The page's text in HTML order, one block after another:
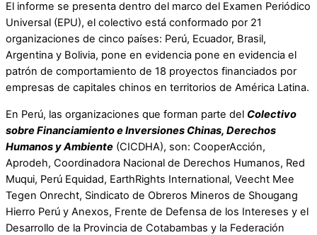
El informe se presenta dentro del marco del Examen Periódico
Universal (EPU), el colectivo está conformado por 21
organizaciones de cinco países: Perú, Ecuador, Brasil,
Argentina y Bolivia, pone en evidencia pone en evidencia el
patrón de comportamiento de 18 proyectos financiados por
empresas de capitales chinos en territorios de América Latina.
En Perú, las organizaciones que forman parte del Colectivo
sobre Financiamiento e Inversiones Chinas, Derechos
Humanos y Ambiente (CICDHA), son: CooperAcción,
Aprodeh, Coordinadora Nacional de Derechos Humanos, Red
Muqui, Perú Equidad, EarthRights International, Veecht Mee
Tegen Onrecht, Sindicato de Obreros Mineros de Shougang
Hierro Perú y Anexos, Frente de Defensa de los Intereses y el
Desarrollo de la Provincia de Cotabambas y la Federación